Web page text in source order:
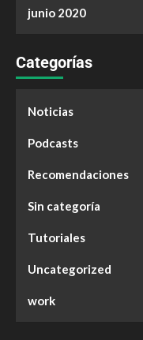
junio 2020
Categorías
Noticias
Podcasts
Recomendaciones
Sin categoría
Tutoriales
Uncategorized
work